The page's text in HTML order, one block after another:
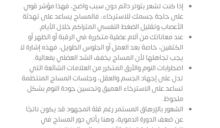
إذا كنت تشعر بتوتر دائم دون سبب واضح، فهذا مؤشر قوي
على حاجة جسمك للاسترخاء، فالمساج يساعد على تهدئة
الأعصاب وتقليل الضغط النفسي المتراكم خلال الأيام.
عند معاناتك من آلام عضلية متكررة في الرقبة أو الظهر أو
الكتفين، خاصة بعد العمل أو الجلوس الطويل، فهذه إشارة لا
يجب تجاهلها لأن المساج يخفف الشد العضلي بفعالية.
اضطرابات النوم والأرق المتكرر من العلامات الشائعة التي
تدل على إجهاد الجسم والعقل، وجلسات المساج المنتظمة
تساعد على الاسترخاء العميق وتحسين جودة النوم بشكل
ملحوظ.
الشعور بالإرهاق المستمر رغم قلة المجهود قد يكون ناتجًا
عن ضعف الدورة الدموية، وهنا يأتي دور المساج في